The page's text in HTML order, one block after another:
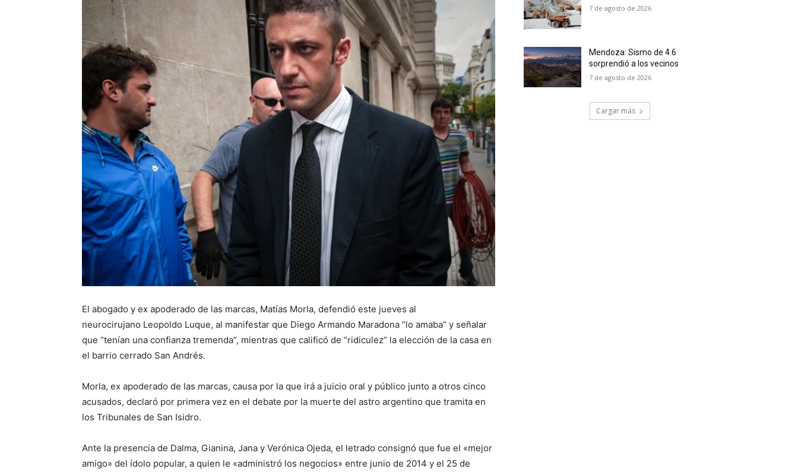
El abogado y ex apoderado de las marcas, Matías Morla, defendió este jueves al
neurocirujano Leopoldo Luque, al manifestar que Diego Armando Maradona “lo amaba” y señalar
que “tenían una confianza tremenda”, mientras que calificó de “ridiculez” la elección de la casa en
el barrio cerrado San Andrés.
Morla, ex apoderado de las marcas, causa por la que irá a juicio oral y público junto a otros cinco
acusados, declaró por primera vez en el debate por la muerte del astro argentino que tramita en
los Tribunales de San Isidro.
Ante la presencia de Dalma, Gianina, Jana y Verónica Ojeda, el letrado consignó que fue el «mejor
amigo» del ídolo popular, a quien le «administró los negocios» entre junio de 2014 y el 25 de
7 de agosto de 2026
Mendoza: Sismo de 4.6
sorprendió a los vecinos
7 de agosto de 2026
Cargar más